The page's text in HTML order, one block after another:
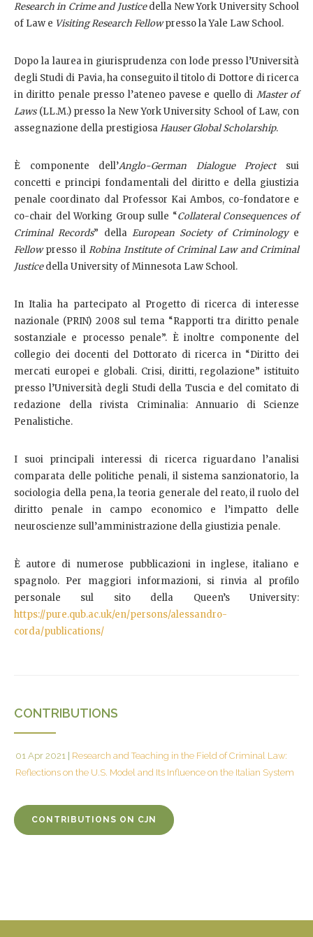
Research in Crime and Justicedella New York University School
of Law e Visiting Research Fellowpresso la Yale Law School.
Dopo la laurea in giurisprudenza con lode presso l’Università
degli Studi di Pavia, ha conseguito il titolo di Dottore di ricerca
in diritto penale presso l’ateneo pavese e quello di Master of
Laws (LL.M.) presso la New York University School of Law, con
assegnazione della prestigiosaHauser Global Scholarship.
È componente dell’Anglo-German Dialogue Project sui
concetti e principi fondamentali del diritto e della giustizia
penale coordinato dal Professor Kai Ambos, co-fondatore e
co-chair del Working Group sulle “Collateral Consequences of
Criminal Records” della European Society of Criminologye
Fellowpresso ilRobina Institute of Criminal Law and Criminal
Justicedella University of Minnesota Law School.
In Italia ha partecipato al Progetto di ricerca di interesse
nazionale (PRIN) 2008 sul tema “Rapporti tra diritto penale
sostanziale e processo penale”. È inoltre componente del
collegio dei docenti del Dottorato di ricerca in “Diritto dei
mercati europei e globali. Crisi, diritti, regolazione” istituito
presso l’Università degli Studi della Tuscia e del comitato di
redazione della rivista Criminalia: Annuario di Scienze
Penalistiche.
I suoi principali interessi di ricerca riguardano l’analisi
comparata delle politiche penali, il sistema sanzionatorio, la
sociologia della pena, la teoria generale del reato, il ruolo del
diritto penale in campo economico e l’impatto delle
neuroscienze sull’amministrazione della giustizia penale.
È autore di numerose pubblicazioni in inglese, italiano e
spagnolo. Per maggiori informazioni, si rinvia al profilo
personale sul sito della Queen’s University:
https://pure.qub.ac.uk/en/persons/alessandro-
corda/publications/
CONTRIBUTIONS
01 Apr 2021
Research and Teaching in the Field of Criminal Law:
Reflections on the U.S. Model and Its Influence on the Italian System
CONTRIBUTIONS ON CJN